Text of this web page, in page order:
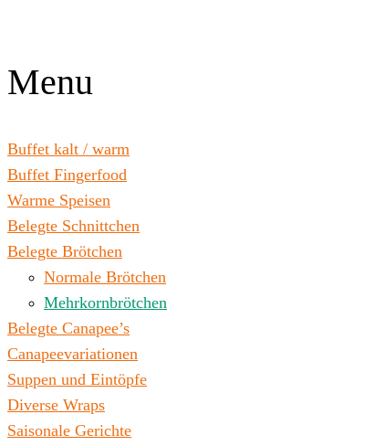
Menu
Buffet kalt / warm
Buffet Fingerfood
Warme Speisen
Belegte Schnittchen
Belegte Brötchen
Normale Brötchen
Mehrkornbrötchen
Belegte Canapee’s
Canapeevariationen
Suppen und Eintöpfe
Diverse Wraps
Saisonale Gerichte